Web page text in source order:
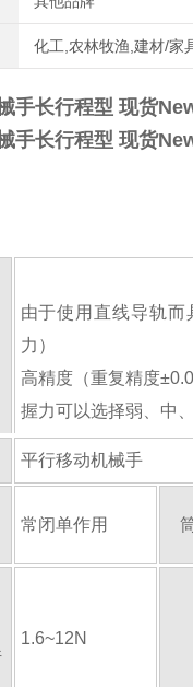
化工,农林牧渔,建材/家
手长行程型 现货
手长行程型 现货
由于使用直线导轨而
力）
高精度（重复精度
握力可以选择弱、中、
平行移动机械手
常闭单作用
1.6~12N